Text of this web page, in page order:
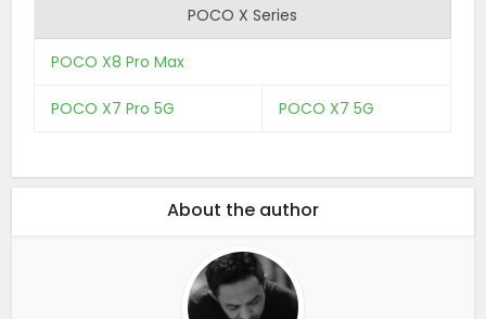
POCO X Series
POCO X8 Pro Max
POCO X7 Pro 5G POCO X7 5G
About the author